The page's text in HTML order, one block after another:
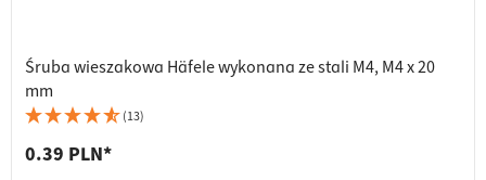
Śruba wieszakowa Häfele wykonana ze stali M4, M4 x 20
mm
(13)
0.39 PLN*